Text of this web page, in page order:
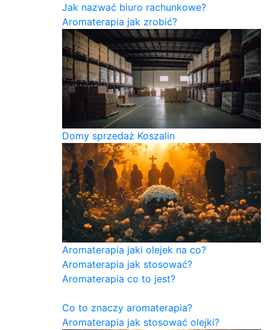
Jak nazwać biuro rachunkowe?
Aromaterapia jak zrobić?
Domy sprzedaż Koszalin
Aromaterapia jaki olejek na co?
Aromaterapia jak stosować?
Aromaterapia co to jest?
Co to znaczy aromaterapia?
Aromaterapia jak stosować olejki?